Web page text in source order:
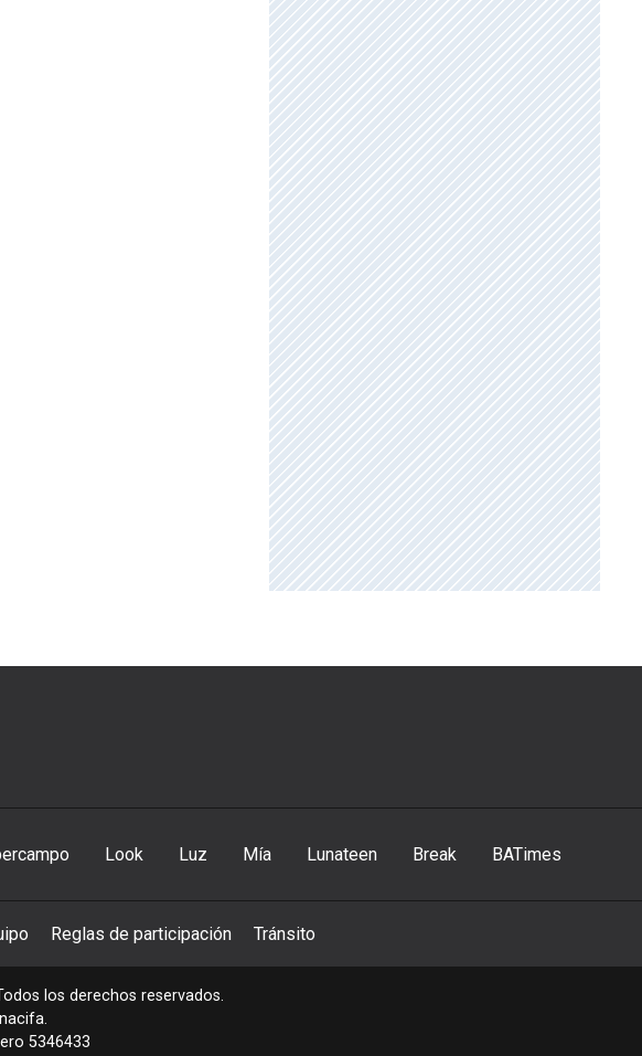
Look Luz Mía Lunateen Break BATimes
Reglas de participación Tránsito
los derechos reservados.
5346433